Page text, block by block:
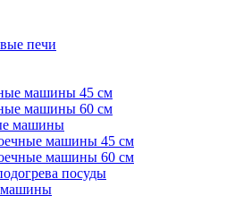
печи
машины 45 см
машины 60 см
машины
машины 45 см
машины 60 см
посуды
машины